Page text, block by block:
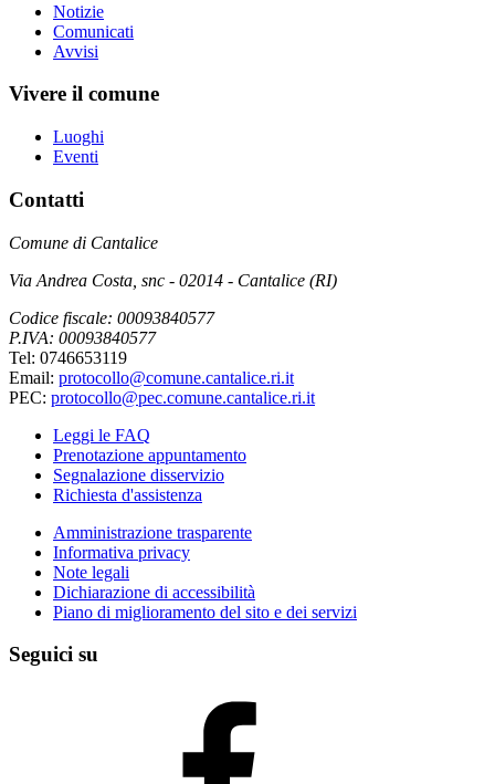
Notizie
Comunicati
Avvisi
Vivere il comune
Luoghi
Eventi
Contatti
Comune di Cantalice
Via Andrea Costa, snc - 02014 - Cantalice (RI)
Codice fiscale: 00093840577
P.IVA: 00093840577
Tel: 0746653119
Email: protocollo@comune.cantalice.ri.it
PEC: protocollo@pec.comune.cantalice.ri.it
Leggi le FAQ
Prenotazione appuntamento
Segnalazione disservizio
Richiesta d'assistenza
Amministrazione trasparente
Informativa privacy
Note legali
Dichiarazione di accessibilità
Piano di miglioramento del sito e dei servizi
Seguici su